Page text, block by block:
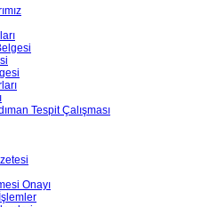
Tespit Çalışması
Onayı